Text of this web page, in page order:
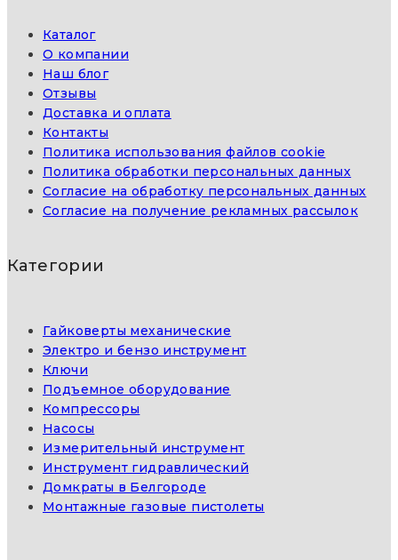
Каталог
О компании
Наш блог
Отзывы
Доставка и оплата
Контакты
Политика использования файлов cookie
Политика обработки персональных данных
Согласие на обработку персональных данных
Согласие на получение рекламных рассылок
Категории
Гайковерты механические
Электро и бензо инструмент
Ключи
Подъемное оборудование
Компрессоры
Насосы
Измерительный инструмент
Инструмент гидравлический
Домкраты в Белгороде
Монтажные газовые пистолеты